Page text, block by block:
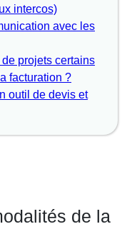
intercos)
avec les
projets certains
facturation ?
outil de devis et
de la